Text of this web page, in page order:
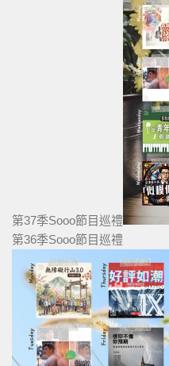
第37季Sooo節目巡禮
第36季Sooo節目巡禮